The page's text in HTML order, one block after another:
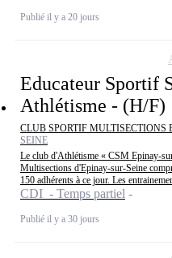
Publié il y a 20 jours
Educateur Sportif
Athlétisme - (H/F)
CLUB SPORTIF MULTISECTIONS
SEINE
Le club d'Athlétisme « CSM Epinay-
Multisections d'Epinay-sur-Seine
150 adhérents à ce jour. Les
CDI - Temps partiel
Publié il y a 30 jours